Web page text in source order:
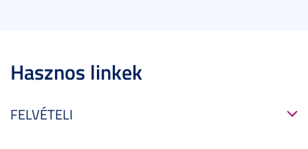
Hasznos linkek
FELVÉTELI